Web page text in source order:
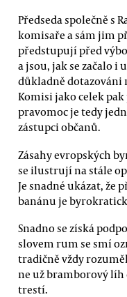
Předseda společně s
komisaře a sám jim
předstupují před
a jsou, jak se začalo i
důkladně dotazováni
Komisi jako celek
pravomoc je tedy
zástupci občanů.
Zásahy evropských
se ilustrují na stále
Je snadné ukázat, že
banánu je
Snadno se získá
slovem rum se smí
tradičně vždy
ne už bramborový
trestí.